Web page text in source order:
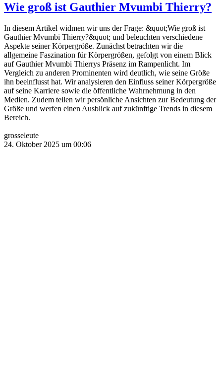
Wie groß ist Gauthier Mvumbi Thierry?
In diesem Artikel widmen wir uns der Frage: &quot;Wie groß ist
Gauthier Mvumbi Thierry?&quot; und beleuchten verschiedene
Aspekte seiner Körpergröße. Zunächst betrachten wir die
allgemeine Faszination für Körpergrößen, gefolgt von einem Blick
auf Gauthier Mvumbi Thierrys Präsenz im Rampenlicht. Im
Vergleich zu anderen Prominenten wird deutlich, wie seine Größe
ihn beeinflusst hat. Wir analysieren den Einfluss seiner Körpergröße
auf seine Karriere sowie die öffentliche Wahrnehmung in den
Medien. Zudem teilen wir persönliche Ansichten zur Bedeutung der
Größe und werfen einen Ausblick auf zukünftige Trends in diesem
Bereich.
grosseleute
24. Oktober 2025 um 00:06